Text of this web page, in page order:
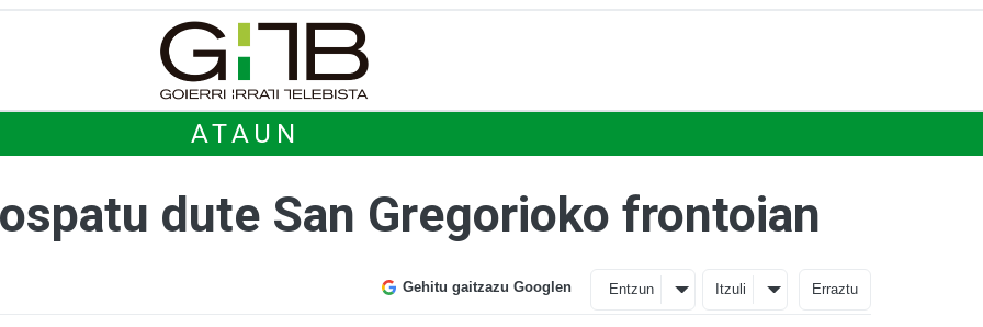
ATAUN
dute San Gregorioko frontoian
Gehitu gaitzazu Googlen Entzun Itzuli Erraztu